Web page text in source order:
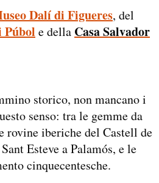
Dalí di Figueres, del
Púbol e della Casa Salvador
storico, non mancano i
senso: tra le gemme da
rovine iberiche del Castell de
Esteve a Palamós, e le
cinquecentesche.